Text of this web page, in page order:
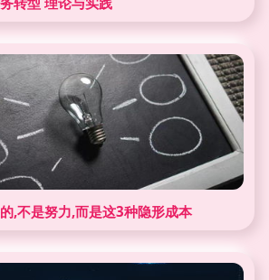
,不是努力,而是这3种隐形成本